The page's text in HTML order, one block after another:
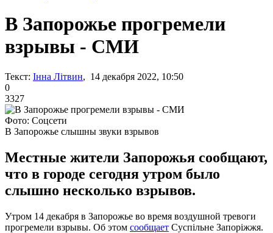
В Запорожье прогремели
взрывы - СМИ
Текст: Інна Літвин, 14 декабря 2022, 10:50
0
3327
Фото: Соцсети
В Запорожье слышны звуки взрывов
Местные жители Запорожья сообщают,
что в городе сегодня утром было
слышно несколько взрывов.
Утром 14 декабря в Запорожье во время воздушной тревоги
прогремели взрывы. Об этом сообщает Суспільне Запоріжжя.